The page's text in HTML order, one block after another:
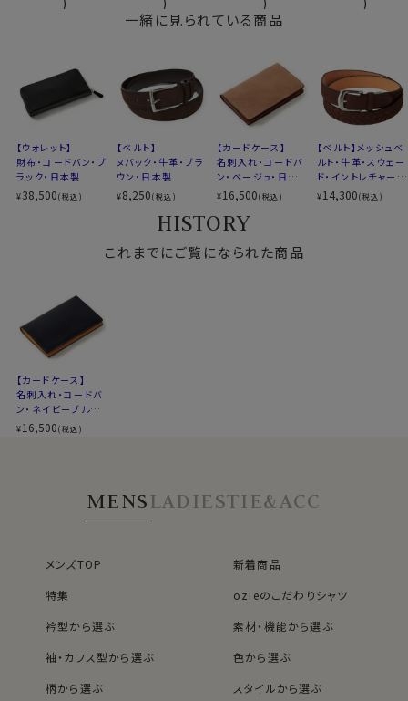
素材
表側=コードバン
内側=スイフトレザー
柄
無地
色
内側=イエロー
横幅=10.8cm
高さ=7.3cm
厚み=1.5cm
名刺入れ×1
生産国
※濡れた場合は乾いた布で軽くふき取って下さい
※スポット商品につき再入荷はございませんのでご了
承ください。
70224
一緒に見られている商品
【ウォレット】
財布・コードバン・ブ
ラック・日本製
¥38,500(税込)
【ベルト】
ヌバック・牛革・ブラ
ウン・日本製
¥8,250(税込)
【カードケース】
名刺入れ・コードバ
ン・ベージュ・日本
製
¥16,500(税込)
【ベルト】メッシュベ
ルト・牛革・スウェー
ド・イントレチャー
ト・ダークブラウン・
日本製
¥14,300(税込)
HISTORY
これまでにご覧になられた商品
【カードケース】
名刺入れ・コードバ
ン・ネイビーブルー・
日本製
¥16,500(税込)
MENSLADIESTIE&ACC
メンズTOP
新着商品
特集
ozieのこだわりシャツ
衿型から選ぶ
素材・機能から選ぶ
袖・カフス型から選ぶ
色から選ぶ
柄から選ぶ
スタイルから選ぶ